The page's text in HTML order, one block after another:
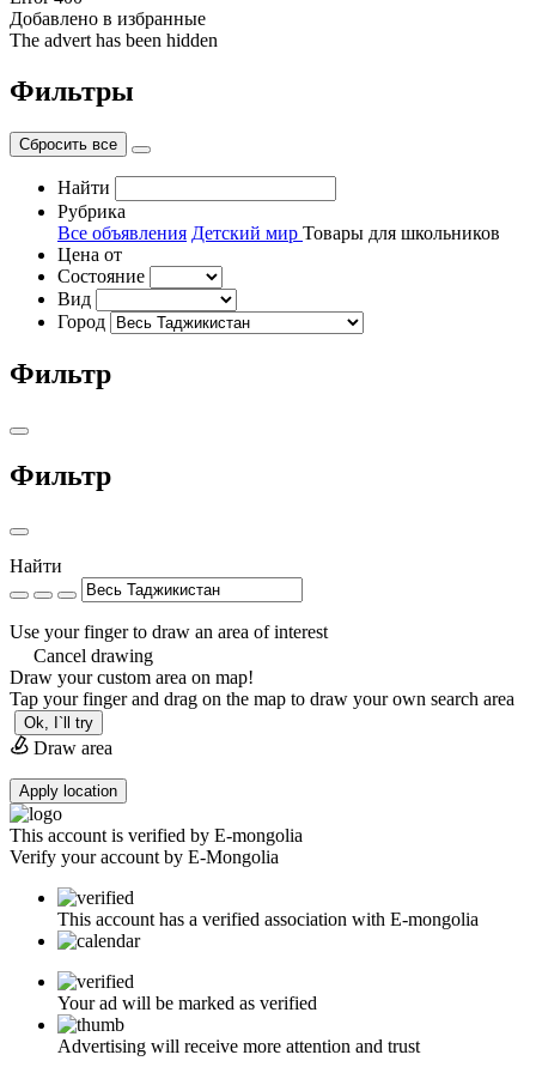
Добавлено в избранные
The advert has been hidden
Фильтры
Сбросить все
Найти
Рубрика
Все объявления Детский мир Товары для школьников
Цена от
Состояние
Вид
Город
Фильтр
Фильтр
Найти
Use your finger to draw an area of interest
Cancel drawing
Draw your custom area on map!
Tap your finger and drag on the map to draw your own search area
Ok, I`ll try
Draw area
Apply location
This account is verified by E-mongolia
Verify your account by E-Mongolia
This account has a verified association with E-mongolia
Your ad will be marked as verified
Advertising will receive more attention and trust